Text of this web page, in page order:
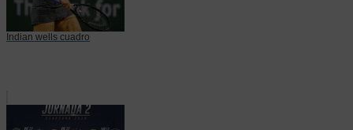
Indian wells cuadro